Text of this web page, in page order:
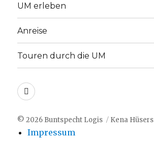
UM erleben
Anreise
Touren durch die UM
Facebook
© 2026 Buntspecht Logis Kena Hüsers
Impressum